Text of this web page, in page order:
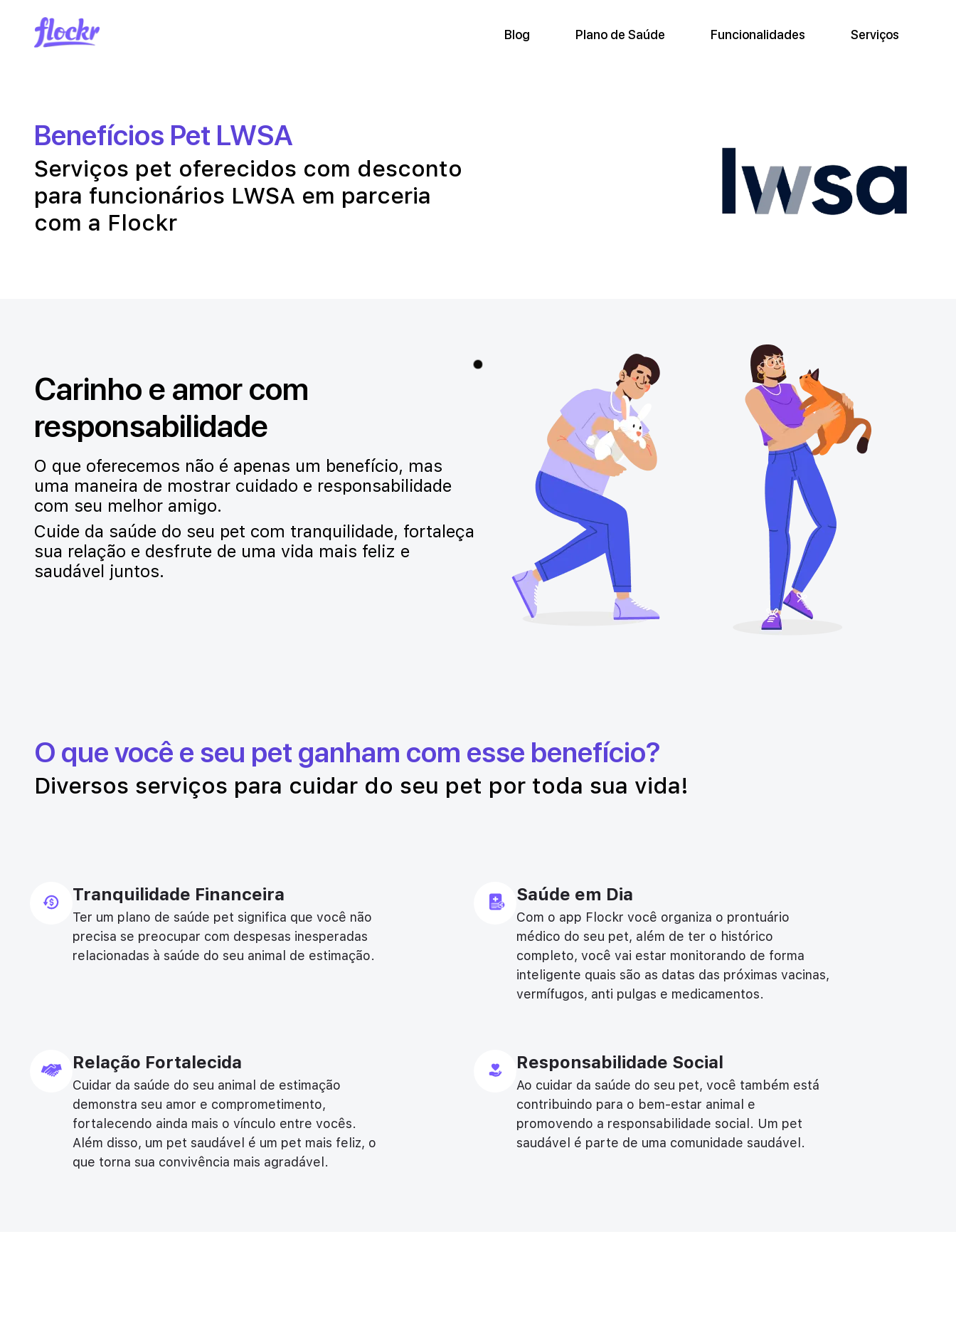
Blog Plano de Saúde Funcionalidades Serviços
Benefícios Pet LWSA
Serviços pet oferecidos com desconto
para funcionários LWSA em parceria
com a Flockr
Carinho e amor com
responsabilidade
O que oferecemos não é apenas um benefício, mas
uma maneira de mostrar cuidado e responsabilidade
com seu melhor amigo.
Cuide da saúde do seu pet com tranquilidade, fortaleça
sua relação e desfrute de uma vida mais feliz e
saudável juntos.
O que você e seu pet ganham com esse benefício?
Diversos serviços para cuidar do seu pet por toda sua vida!
Tranquilidade Financeira
Ter um plano de saúde pet significa que você não
precisa se preocupar com despesas inesperadas
relacionadas à saúde do seu animal de estimação.
Saúde em Dia
Com o app Flockr você organiza o prontuário
médico do seu pet, além de ter o histórico
completo, você vai estar monitorando de forma
inteligente quais são as datas das próximas vacinas,
vermífugos, anti pulgas e medicamentos.
Relação Fortalecida
Cuidar da saúde do seu animal de estimação
demonstra seu amor e comprometimento,
fortalecendo ainda mais o vínculo entre vocês.
Além disso, um pet saudável é um pet mais feliz, o
que torna sua convivência mais agradável.
Responsabilidade Social
Ao cuidar da saúde do seu pet, você também está
contribuindo para o bem-estar animal e
promovendo a responsabilidade social. Um pet
saudável é parte de uma comunidade saudável.